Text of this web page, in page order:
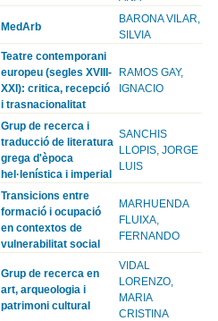
MedArb
BARONA VILAR,
SILVIA
Teatre contemporani
europeu (segles XVIII-
XXI): critica, recepció
i trasnacionalitat
RAMOS GAY,
IGNACIO
Grup de recerca i
traducció de literatura
grega d'època
hel·lenística i imperial
SANCHIS
LLOPIS, JORGE
LUIS
Transicions entre
formació i ocupació
en contextos de
vulnerabilitat social
MARHUENDA
FLUIXA,
FERNANDO
Grup de recerca en
art, arqueologia i
patrimoni cultural
VIDAL
LORENZO,
MARIA
CRISTINA